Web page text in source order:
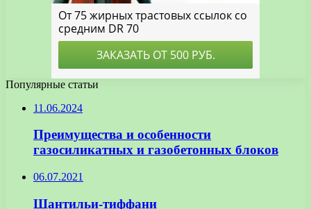
Популярные статьи
11.06.2024
Преимущества и особенности
газосиликатных и газобетонных блоков
06.07.2021
Шантильи-тиффани